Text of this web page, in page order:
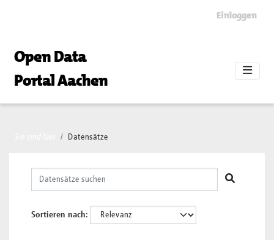
Einloggen
Open Data
Portal Aachen
Datensätze
Sortieren nach